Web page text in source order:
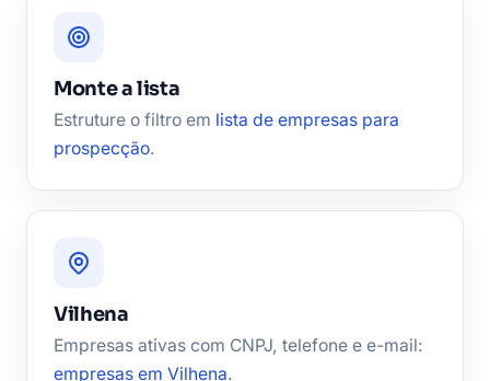
Monte a lista
Estruture o filtro em lista de empresas para
prospecção.
Vilhena
Empresas ativas com CNPJ, telefone e e-mail:
empresas em Vilhena.